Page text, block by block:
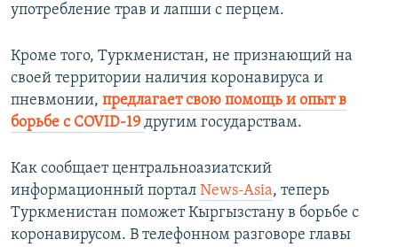
употребление трав и лапши с перцем.
Кроме того, Туркменистан, не признающий на
своей территории наличия коронавируса и
пневмонии, предлагает свою помощь и опыт в
борьбе с COVID-19 другим государствам.
Как сообщает центральноазиатский
информационный портал News-Asia, теперь
Туркменистан поможет Кыргызстану в борьбе с
коронавирусом. В телефонном разговоре главы